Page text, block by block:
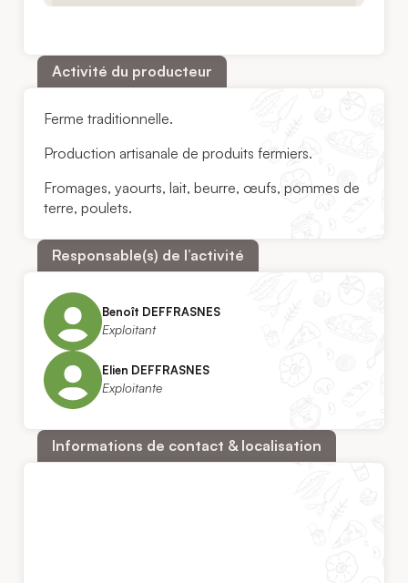
Activité du producteur
Ferme traditionnelle.
Production artisanale de produits fermiers.
Fromages, yaourts, lait, beurre, œufs, pommes de
terre, poulets.
Responsable(s) de l’activité
Benoît DEFFRASNES
Exploitant
Elien DEFFRASNES
Exploitante
Informations de contact & localisation